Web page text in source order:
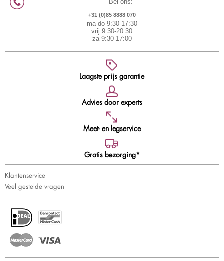
+31 (0)85 8888 070
ma-do 9:30-17:30
vrij 9:30-20:30
za 9:30-17:00
Laagste prijs garantie
Advies door experts
Meet- en legservice
Gratis bezorging*
Klantenservice
Veel gestelde vragen